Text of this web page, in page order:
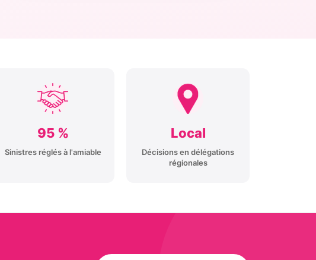
95 %
Sinistres réglés à l'amiable
Local
Décisions en délégations
régionales